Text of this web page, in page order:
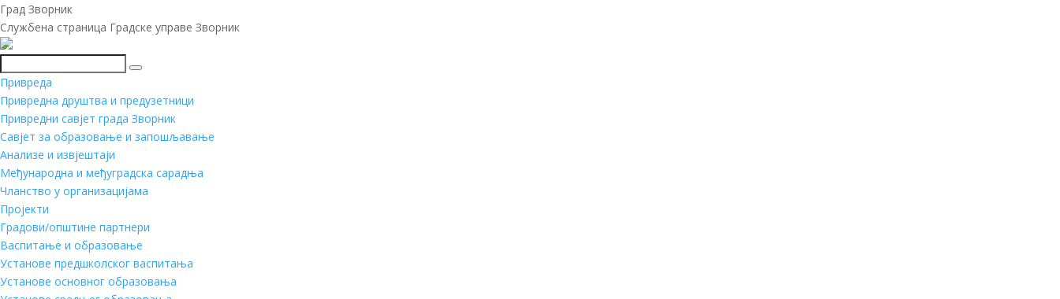
Град Зворник
Службена страница Градске управе Зворник
Претражи
Привреда
Привредна друштва и предузетници
Привредни савјет града Зворник
Савјет за образовање и запошљавање
Анализе и извјештаји
Међународна и међуградска сарадња
Чланство у организацијама
Пројекти
Градови/општине партнери
Васпитање и образовање
Установе предшколског васпитања
Установе основног образовања